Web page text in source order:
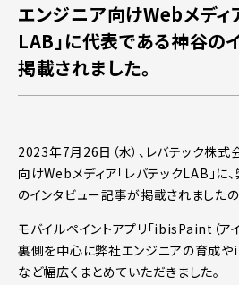
エンジニア向けWebメディ
LAB」に代表である神谷の
掲載されました。
2023年7月26日（水）、レバテック株
向けWebメディア「レバテックLAB」
のインタビュー記事が掲載されました
モバイルペイントアプリ「ibisPaint（ア
裏側を中心に弊社エンジニアの育成
など幅広くまとめていただきました。